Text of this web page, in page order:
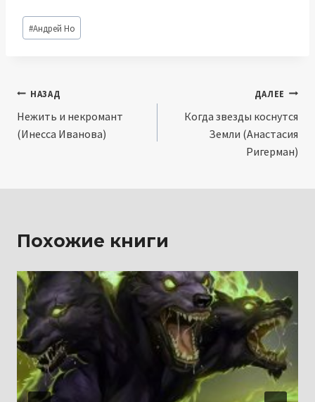
Метки
записи:
#Андрей Но
Навигация
по
НАЗАД
Нежить и некромант
(Инесса Иванова)
ДАЛЕЕ
Когда звезды коснутся
Земли (Анастасия
Ригерман)
Похожие книги